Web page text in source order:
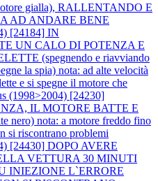
gialla), RALLENTANDO E
AD ANDARE BENE
[24184] IN
UN CALO DI POTENZA E
(spegnendo e riavviando
la spia) nota: ad alte velocità
e si spegne il motore che
(1998>2004) [24230]
IL MOTORE BATTE E
nota: a motore freddo fino
si riscontrano problemi
[24430] DOPO AVERE
VETTURA 30 MINUTI
INIEZIONE L`ERRORE